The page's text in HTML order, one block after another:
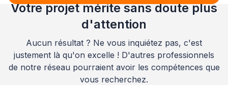
Votre projet mérite sans doute plus
d'attention
Aucun résultat ? Ne vous inquiétez pas, c'est
justement là qu'on excelle ! D'autres professionnels
de notre réseau pourraient avoir les compétences que
vous recherchez.